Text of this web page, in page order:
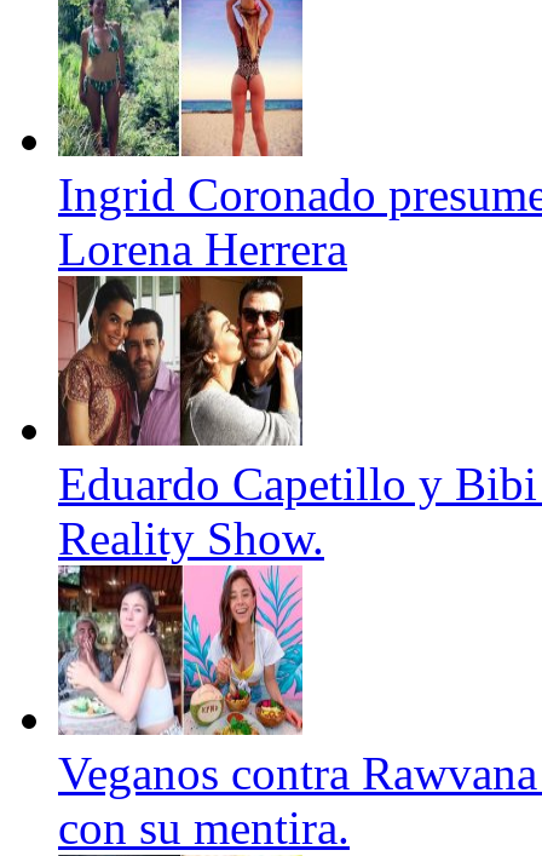
Ingrid Coronado
Lorena Herrera
Eduardo Capetillo y
Reality Show.
Veganos contra
con su mentira.